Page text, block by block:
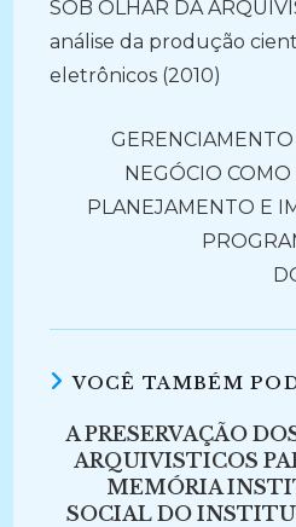
SOB OLHAR DA
análise da produção
eletrônicos (2010)
NEGÓCIO
PLANEJAMENTO E
VOCÊ TAMBÉM
A PRESERVAÇÃO
ARQUIVISTICOS
MEMÓRIA
SOCIAL DO